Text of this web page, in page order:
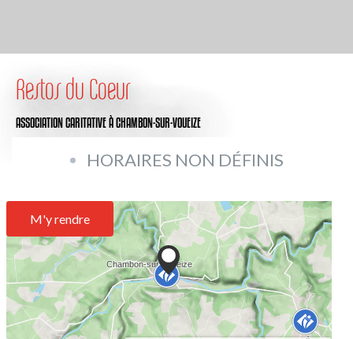
Restos du Coeur
ASSOCIATION CARITATIVEÀ CHAMBON-SUR-VOUEIZE
HORAIRES NON DÉFINIS
M'y rendre